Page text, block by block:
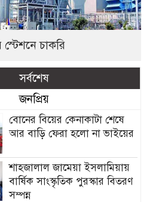
চাকরি
সর্বশেষ
জনপ্রিয়
বোনের বিয়ের কেনাকাটা শেষে
আর বাড়ি ফেরা হলো না ভাইয়ের
শাহজালাল জামেয়া ইসলামিয়ায়
বার্ষিক সাংস্কৃতিক পুরস্কার বিতরণ
সম্পন্ন